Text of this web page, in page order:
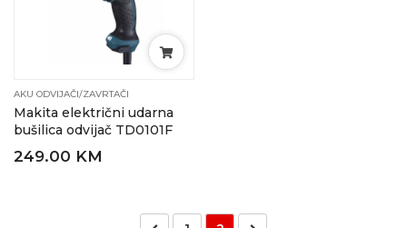
AKU ODVIJAČI/ZAVRTAČI
Makita električni udarna
bušilica odvijač TD0101F
249.00 KM